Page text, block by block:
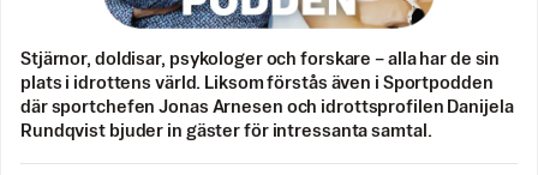
Stjärnor, doldisar, psykologer och forskare – alla har de sin
plats i idrottens värld. Liksom förstås även i Sportpodden
där sportchefen Jonas Arnesen och idrottsprofilen Danijela
Rundqvist bjuder in gäster för intressanta samtal.